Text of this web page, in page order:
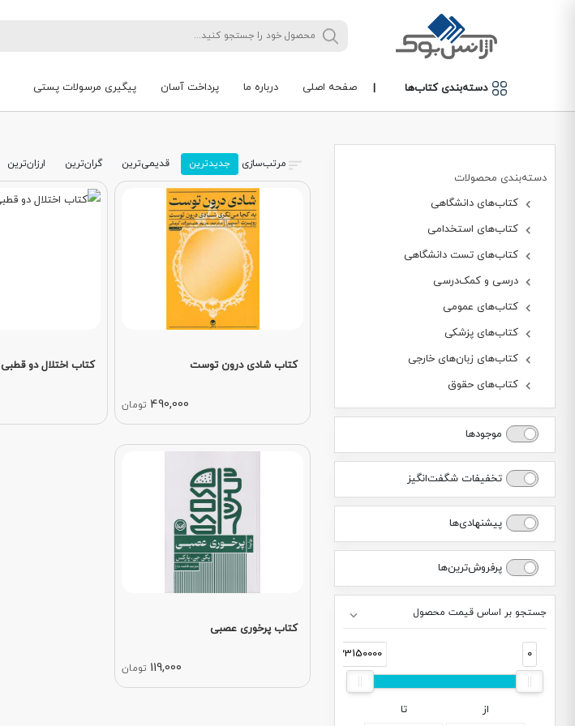
دسته‌بندی کتاب‌ها | صفحه اصلی درباره ما پرداخت آسان پیگیری مرسولات پستی
دسته‌بندی محصولات
کتاب‌های دانشگاهی
کتاب‌های استخدامی
کتاب‌های تست دانشگاهی
درسی و کمک‌درسی
کتاب‌های عمومی
کتاب‌های پزشکی
کتاب‌های زبان‌های خارجی
کتاب‌های حقوق
موجودها
تخفیفات شگفت‌انگیز
پیشنهادی‌ها
پرفروش‌ترین‌ها
جستجو بر اساس قیمت محصول
0
33150000
از تا
مرتب‌سازی جدیدترین قدیمی‌ترین گران‌ترین ارزان‌ترین
کتاب شادی درون توست
490,000 تومان
کتاب اختلال دو قطبی
کتاب پرخوری عصبی
119,000 تومان